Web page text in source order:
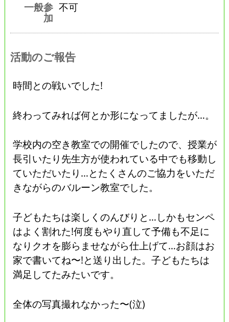
一般参
加
不可
活動のご報告
時間との戦いでした!
終わってみれば何とか形になってましたが…。
学校内の空き教室での開催でしたので、授業が
長引いたり先生方が使われている中でも移動し
ていただいたり…とたくさんのご協力をいただ
きながらのバルーン教室でした。
子どもたちは楽しくのんびりと…しかもセンペ
はよく割れた!何度もやり直して予備も不足に
なりクオを膨らませながら仕上げて…お顔はお
家で書いてね〜!と送り出した。子どもたちは
満足してたみたいです。
全体の写真撮れなかった〜(泣)